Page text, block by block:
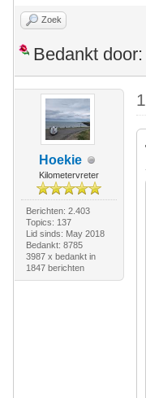
Zoek
Bedankt door:
Hoekie
Kilometervreter
Berichten: 2.403
Topics: 137
Lid sinds: May 2018
Bedankt: 8785
3987 x bedankt in
1847 berichten